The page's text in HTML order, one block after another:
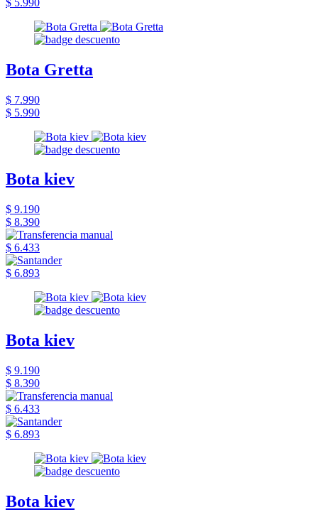
Bota Gretta
$ 7.990
$ 5.990
Bota kiev
$ 9.190
$ 8.390
$ 6.433
$ 6.893
Bota kiev
$ 9.190
$ 8.390
$ 6.433
$ 6.893
Bota kiev